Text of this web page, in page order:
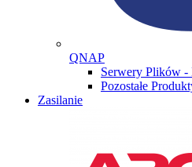
QNAP
Serwery Plików -
Pozostałe
Zasilanie